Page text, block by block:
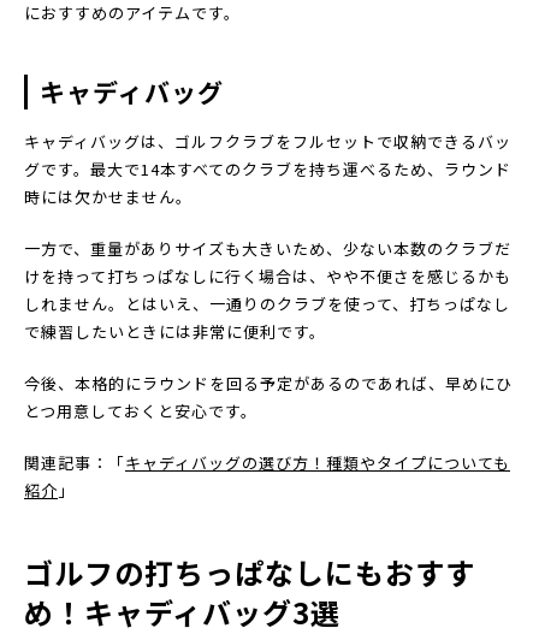
におすすめのアイテムです。
キャディバッグ
キャディバッグは、ゴルフクラブをフルセットで収納できるバッ
グです。最大で14本すべてのクラブを持ち運べるため、ラウンド
時には欠かせません。
一方で、重量がありサイズも大きいため、少ない本数のクラブだ
けを持って打ちっぱなしに行く場合は、やや不便さを感じるかも
しれません。とはいえ、一通りのクラブを使って、打ちっぱなし
で練習したいときには非常に便利です。
今後、本格的にラウンドを回る予定があるのであれば、早めにひ
とつ用意しておくと安心です。
関連記事：「キャディバッグの選び方！種類やタイプについても
紹介 」
ゴルフの打ちっぱなしにもおすす
め！キャディバッグ3選